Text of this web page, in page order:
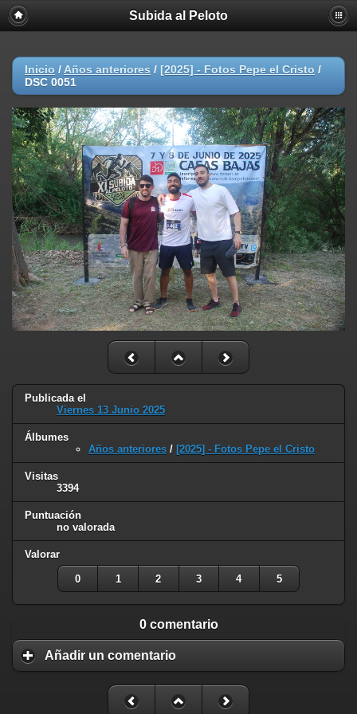
Subida al Peloto
Inicio / Años anteriores / [2025] - Fotos Pepe el Cristo /
DSC 0051
Publicada el
Viernes 13 Junio 2025
Álbumes
Años anteriores / [2025] - Fotos Pepe el Cristo
Visitas
3394
Puntuación
no valorada
Valorar
0 1 2 3 4 5
0 comentario
Añadir un comentario